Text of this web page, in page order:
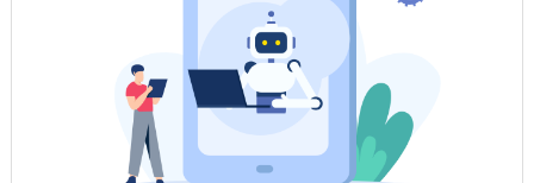
智能货架+条码/RFID/货架指示灯
原材料库部署RFID标签，自动记录规格、批次、库存位置，与
MES系统联动实现自动匹配领用